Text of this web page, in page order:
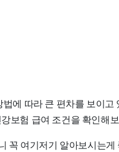
에 따라 큰 편차를 보이고
보험 급여 조건을 확인해
꼭 여기저기 알아보시는게